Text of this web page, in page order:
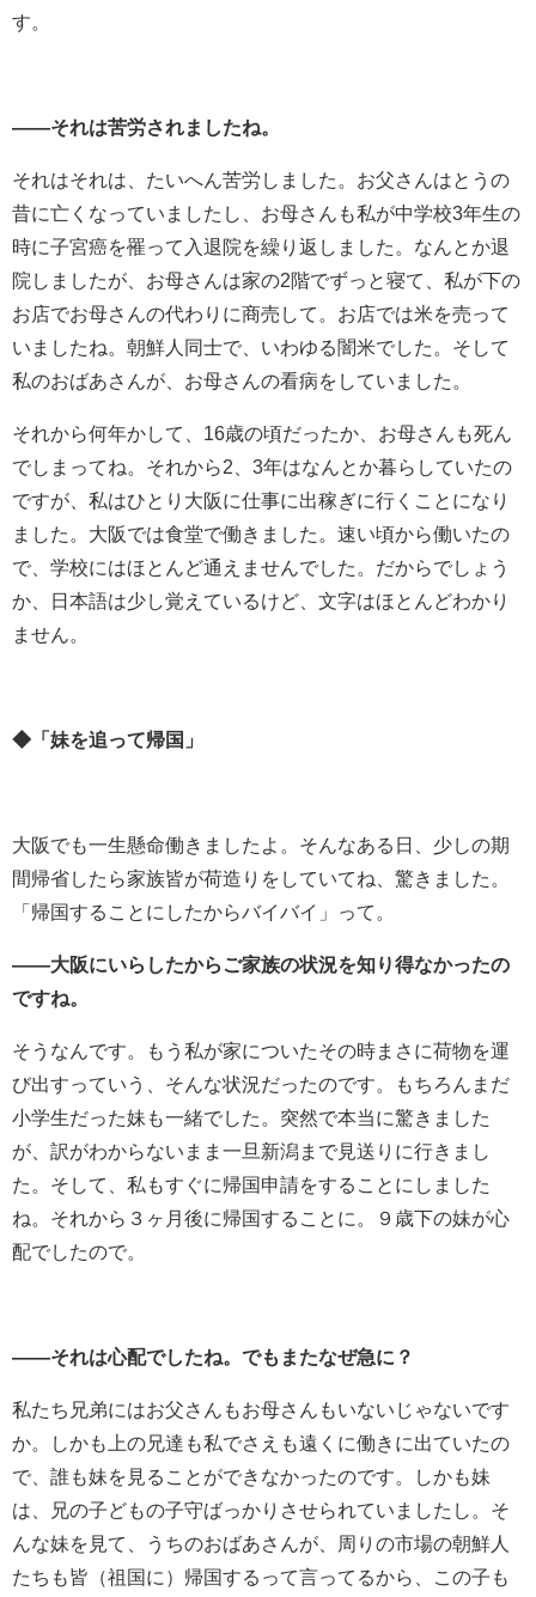
す。
――それは苦労されましたね。
それはそれは、たいへん苦労しました。お父さんはとうの
昔に亡くなっていましたし、お母さんも私が中学校3年生の
時に子宮癌を罹って入退院を繰り返しました。なんとか退
院しましたが、お母さんは家の2階でずっと寝て、私が下の
お店でお母さんの代わりに商売して。お店では米を売って
いましたね。朝鮮人同士で、いわゆる闇米でした。そして
私のおばあさんが、お母さんの看病をしていました。
それから何年かして、 16歳の頃だったか、お母さんも死ん
でしまってね。それから2 3年はなんとか暮らしていたの
ですが、私はひとり大阪に仕事に出稼ぎに行くことになり
ました。大阪では食堂で働きました。速い頃から働いたの
で、学校にはほとんど通えませんでした。だからでしょう
か、日本語は少し覚えているけど、文字はほとんどわかり
ません。
◆「妹を追って帰国」
大阪でも一生懸命働きましたよ。そんなある日、少しの期
間帰省したら家族皆が荷造りをしていてね、驚きました。
「帰国することにしたからバイバイ」って。
――大阪にいらしたからご家族の状況を知り得なかったの
ですね。
そうなんです。もう私が家についたその時まさに荷物を運
び出すっていう、そんな状況だったのです。もちろんまだ
小学生だった妹も一緒でした。突然で本当に驚きました
が、訳がわからないまま一旦新潟まで見送りに行きまし
た。そして、私もすぐに帰国申請をすることにしました
ね。それから３ヶ月後に帰国することに。９歳下の妹が心
配でしたので。
――それは心配でしたね。でもまたなぜ急に？
私たち兄弟にはお父さんもお母さんもいないじゃないです
か。しかも上の兄達も私でさえも遠くに働きに出ていたの
で、誰も妹を見ることができなかったのです。しかも妹
は、兄の子どもの子守ばっかりさせられていましたし。そ
んな妹を見て、うちのおばあさんが、周りの市場の朝鮮人
たちも皆（祖国に）帰国するって言ってるから、この子も